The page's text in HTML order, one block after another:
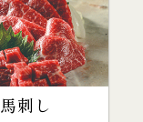
馬刺し